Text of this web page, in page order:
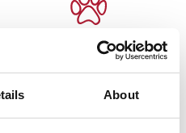
About
Haustiere sind gegen